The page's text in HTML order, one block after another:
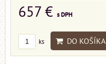
657 € s DPH
ks DO KOŠÍKA